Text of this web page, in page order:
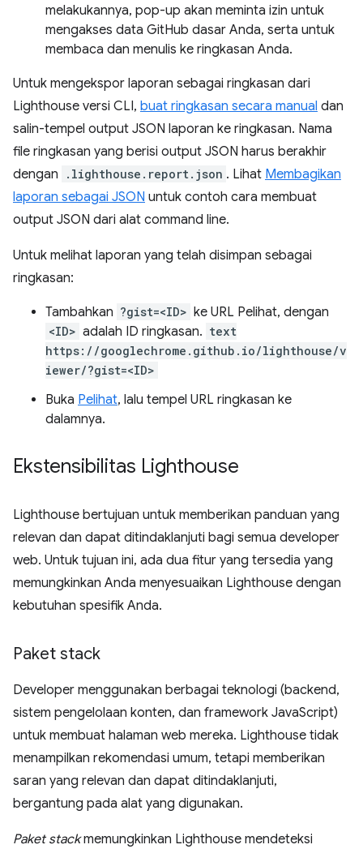
melakukannya, pop-up akan meminta izin untuk
mengakses data GitHub dasar Anda, serta untuk
membaca dan menulis ke ringkasan Anda.
Untuk mengekspor laporan sebagai ringkasan dari
Lighthouse versi CLI, buat ringkasan secara manual dan
salin-tempel output JSON laporan ke ringkasan. Nama
file ringkasan yang berisi output JSON harus berakhir
dengan
.lighthouse.report.json . Lihat Membagikan
laporan sebagai JSON untuk contoh cara membuat
output JSON dari alat command line.
Untuk melihat laporan yang telah disimpan sebagai
ringkasan:
Tambahkan ?gist=<ID> ke URL Pelihat, dengan
<ID> adalah ID ringkasan. text
https://googlechrome.github.io/lighthouse/v
iewer/?gist=<ID>
Buka Pelihat, lalu tempel URL ringkasan ke
dalamnya.
Ekstensibilitas Lighthouse
Lighthouse bertujuan untuk memberikan panduan yang
relevan dan dapat ditindaklanjuti bagi semua developer
web. Untuk tujuan ini, ada dua fitur yang tersedia yang
memungkinkan Anda menyesuaikan Lighthouse dengan
kebutuhan spesifik Anda.
Paket stack
Developer menggunakan berbagai teknologi (backend,
sistem pengelolaan konten, dan framework JavaScript)
untuk membuat halaman web mereka. Lighthouse tidak
menampilkan rekomendasi umum, tetapi memberikan
saran yang relevan dan dapat ditindaklanjuti,
bergantung pada alat yang digunakan.
Paket stackmemungkinkan Lighthouse mendeteksi